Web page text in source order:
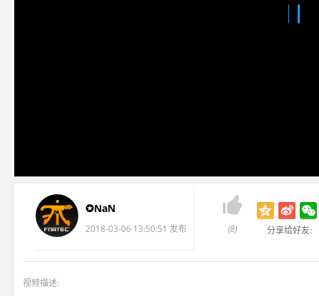
✪NaN
2018-03-06 13:50:51 发布

(8) 分享给好友:
视频描述: